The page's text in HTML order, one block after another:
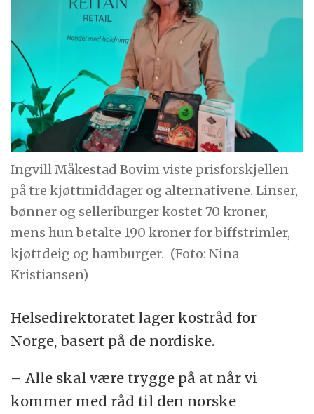
Ingvill Måkestad Bovim viste prisforskjellen
på tre kjøttmiddager og alternativene. Linser,
bønner og selleriburger kostet 70 kroner,
mens hun betalte 190 kroner for biffstrimler,
kjøttdeig og hamburger. (Foto: Nina
Kristiansen)
Helsedirektoratet lager kostråd for
Norge, basert på de nordiske.
– Alle skal være trygge på at når vi
kommer med råd til den norske